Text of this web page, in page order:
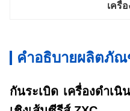
เครื่
คำอธิบายผลิตภั
กันระเบิด เครื่องดําเนิ